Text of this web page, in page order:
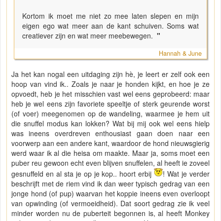
Kortom ik moet me niet zo mee laten slepen en mijn
eigen ego wat meer aan de kant schuiven. Soms wat
creatiever zijn en wat meer meebewegen. "
Hannah & June
Ja het kan nogal een uitdaging zijn hè, je leert er zelf ook een
hoop van vind ik.. Zoals je naar je honden kijkt, en hoe je ze
opvoedt, heb je het misschien vast wel eens geprobeerd: maar
heb je wel eens zijn favoriete speeltje of sterk geurende worst
(of voer) meegenomen op de wandeling, waarmee je hem uit
die snuffel modus kan lokken? Wat bij mij ook wel eens hielp
was ineens overdreven enthousiast gaan doen naar een
voorwerp aan een andere kant, waardoor de hond nieuwsgierig
werd waar ik al die heisa om maakte. Maar ja, soms moet een
puber reu gewoon echt even blijven snuffelen, al heeft ie zoveel
gesnuffeld en al sta je op je kop.. hoort erbij
! Wat je verder
beschrijft met de riem vind ik dan weer typisch gedrag van een
jonge hond (of pup) waarvan het koppie ineens even overloopt
van opwinding (of vermoeidheid). Dat soort gedrag zie ik veel
minder worden nu de puberteit begonnen is, al heeft Monkey